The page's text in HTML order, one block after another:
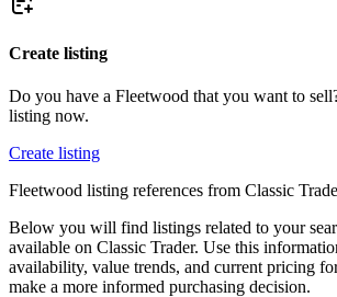
Create listing
Do you have a Fleetwood that you want to
listing now.
Create listing
Fleetwood listing references from Classic
Below you will find listings related to your
available on Classic Trader. Use this
availability, value trends, and current pricing
make a more informed purchasing decision.